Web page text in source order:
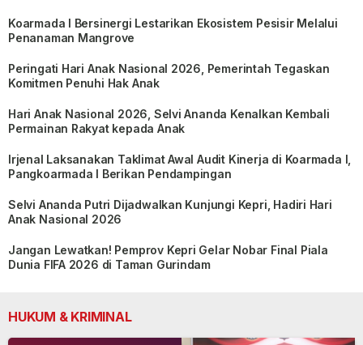
Koarmada I Bersinergi Lestarikan Ekosistem Pesisir Melalui
Penanaman Mangrove
Peringati Hari Anak Nasional 2026, Pemerintah Tegaskan
Komitmen Penuhi Hak Anak
Hari Anak Nasional 2026, Selvi Ananda Kenalkan Kembali
Permainan Rakyat kepada Anak
Irjenal Laksanakan Taklimat Awal Audit Kinerja di Koarmada I,
Pangkoarmada I Berikan Pendampingan
Selvi Ananda Putri Dijadwalkan Kunjungi Kepri, Hadiri Hari
Anak Nasional 2026
Jangan Lewatkan! Pemprov Kepri Gelar Nobar Final Piala
Dunia FIFA 2026 di Taman Gurindam
HUKUM & KRIMINAL